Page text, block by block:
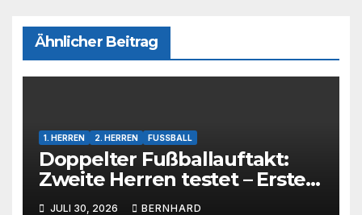
Ähnlicher Beitrag
1. HERREN 2. HERREN FUSSBALL
Doppelter Fußballauftakt:
Zweite Herren testet – Erste
Herren startet im Kreispokal
JULI 30, 2026 BERNHARD